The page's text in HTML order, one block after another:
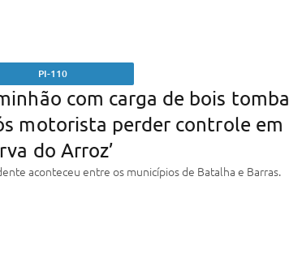
PI-110
com carga de bois tomba
motorista perder controle em
do Arroz’
aconteceu entre os municípios de Batalha e Barras.